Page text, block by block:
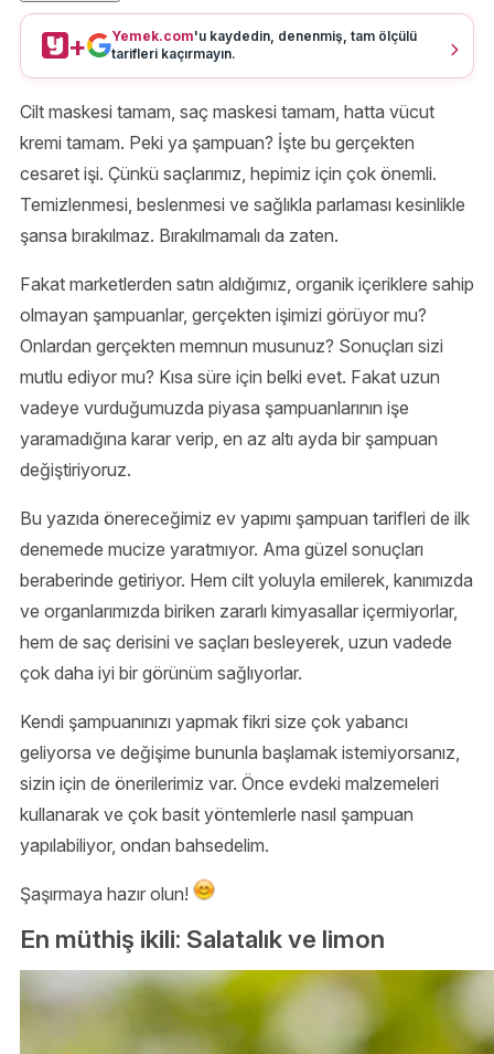
+ Yemek.com'u kaydedin, denenmiş, tam ölçülü
tarifleri kaçırmayın.
Cilt maskesi tamam, saç maskesi tamam, hatta vücut
kremi tamam. Peki ya şampuan? İşte bu gerçekten
cesaret işi. Çünkü saçlarımız, hepimiz için çok önemli.
Temizlenmesi, beslenmesi ve sağlıkla parlaması kesinlikle
şansa bırakılmaz. Bırakılmamalı da zaten.
Fakat marketlerden satın aldığımız, organik içeriklere sahip
olmayan şampuanlar, gerçekten işimizi görüyor mu?
Onlardan gerçekten memnun musunuz? Sonuçları sizi
mutlu ediyor mu? Kısa süre için belki evet. Fakat uzun
vadeye vurduğumuzda piyasa şampuanlarının işe
yaramadığına karar verip, en az altı ayda bir şampuan
değiştiriyoruz.
Bu yazıda önereceğimiz ev yapımı şampuan tarifleri de ilk
denemede mucize yaratmıyor. Ama güzel sonuçları
beraberinde getiriyor. Hem cilt yoluyla emilerek, kanımızda
ve organlarımızda biriken zararlı kimyasallar içermiyorlar,
hem de saç derisini ve saçları besleyerek, uzun vadede
çok daha iyi bir görünüm sağlıyorlar.
Kendi şampuanınızı yapmak fikri size çok yabancı
geliyorsa ve değişime bununla başlamak istemiyorsanız,
sizin için de önerilerimiz var. Önce evdeki malzemeleri
kullanarak ve çok basit yöntemlerle nasıl şampuan
yapılabiliyor, ondan bahsedelim.
Şaşırmaya hazır olun!
En müthiş ikili: Salatalık ve limon